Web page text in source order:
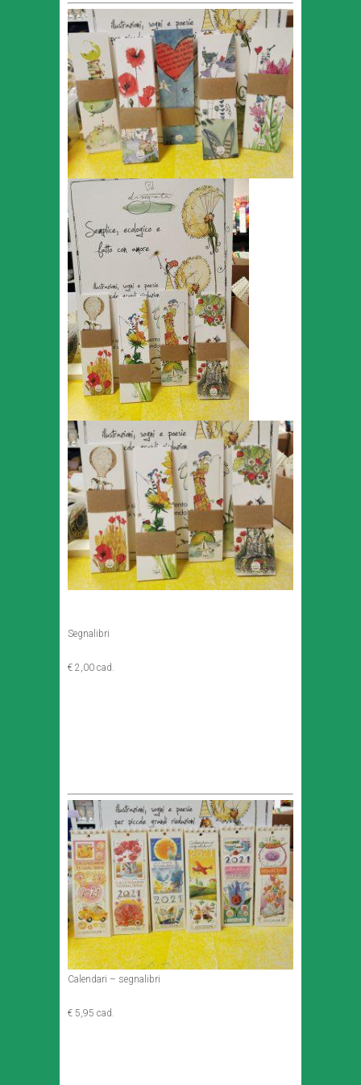
Segnalibri
€ 2,00 cad.
Calendari – segnalibri
€ 5,95 cad.